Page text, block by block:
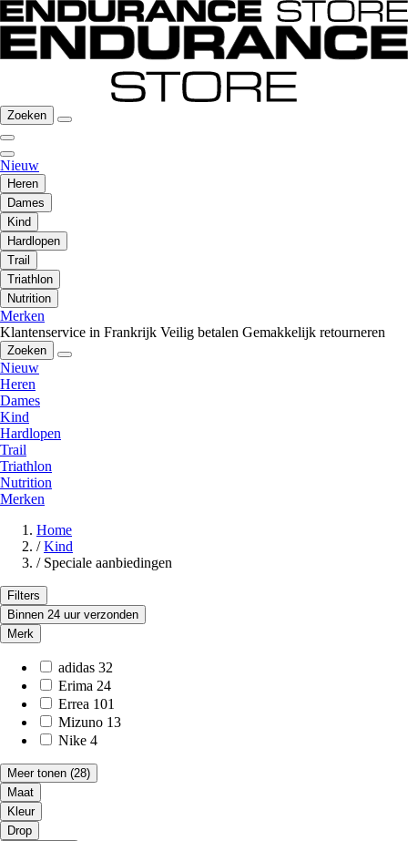
Zoeken
Nieuw
Heren
Dames
Kind
Hardlopen
Trail
Triathlon
Nutrition
Merken
Klantenservice in Frankrijk Veilig betalen Gemakkelijk retourneren
Zoeken
Nieuw
Heren
Dames
Kind
Hardlopen
Trail
Triathlon
Nutrition
Merken
Home
/ Kind
/ Speciale aanbiedingen
Filters
Binnen 24 uur verzonden
Merk
adidas 32
Erima 24
Errea 101
Mizuno 13
Nike 4
Meer tonen (28)
Maat
Kleur
Drop